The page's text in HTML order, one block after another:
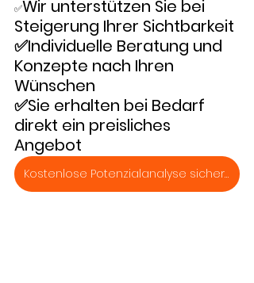
✅Wir unterstützen Sie bei
Steigerung Ihrer Sichtbarkeit
✅Individuelle Beratung und
Konzepte nach Ihren
Wünschen
✅Sie erhalten bei Bedarf
direkt ein preisliches
Angebot
Kostenlose Potenzialanalyse sichern